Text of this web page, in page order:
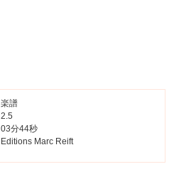
楽譜
2.5
03分44秒
Editions Marc Reift